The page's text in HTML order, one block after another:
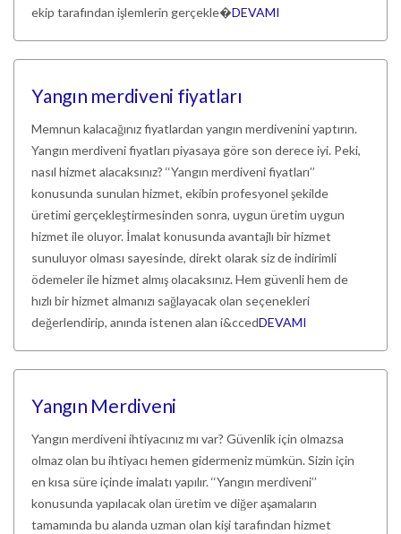
ekip tarafından işlemlerin gerçekle�DEVAMI
Yangın merdiveni fiyatları
Memnun kalacağınız fiyatlardan yangın merdivenini yaptırın.
Yangın merdiveni fiyatları piyasaya göre son derece iyi. Peki,
nasıl hizmet alacaksınız? ‘‘Yangın merdiveni fiyatları’’
konusunda sunulan hizmet, ekibin profesyonel şekilde
üretimi gerçekleştirmesinden sonra, uygun üretim uygun
hizmet ile oluyor. İmalat konusunda avantajlı bir hizmet
sunuluyor olması sayesinde, direkt olarak siz de indirimli
ödemeler ile hizmet almış olacaksınız. Hem güvenli hem de
hızlı bir hizmet almanızı sağlayacak olan seçenekleri
değerlendirip, anında istenen alan i&ccedDEVAMI
Yangın Merdiveni
Yangın merdiveni ihtiyacınız mı var? Güvenlik için olmazsa
olmaz olan bu ihtiyacı hemen gidermeniz mümkün. Sizin için
en kısa süre içinde imalatı yapılır. ‘‘Yangın merdiveni’’
konusunda yapılacak olan üretim ve diğer aşamaların
tamamında bu alanda uzman olan kişi tarafından hizmet